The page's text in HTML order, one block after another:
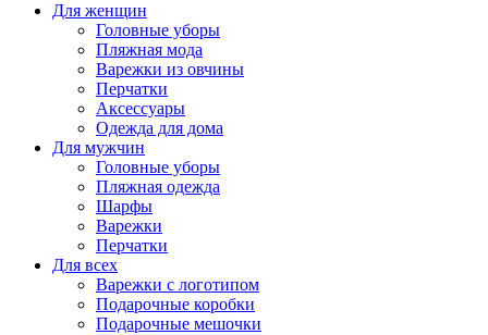
Для женщин
Головные уборы
Пляжная мода
Варежки из овчины
Перчатки
Аксессуары
Одежда для дома
Для мужчин
Головные уборы
Пляжная одежда
Шарфы
Варежки
Перчатки
Для всех
Варежки с логотипом
Подарочные коробки
Подарочные мешочки